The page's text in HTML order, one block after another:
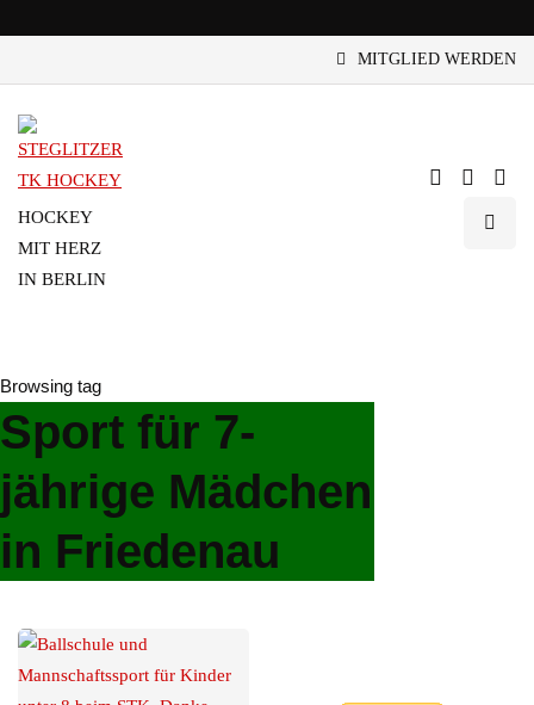
MITGLIED WERDEN
HOCKEY
MIT HERZ
IN BERLIN
Browsing tag
Sport für 7-
jährige Mädchen
in Friedenau